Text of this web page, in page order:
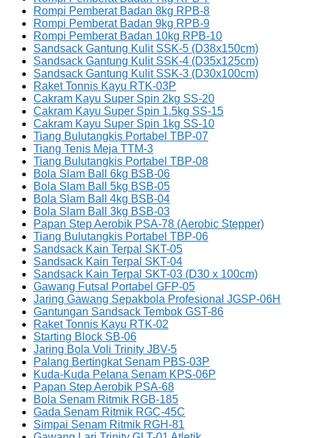
Rompi Pemberat Badan 8kg RPB-8
Rompi Pemberat Badan 9kg RPB-9
Rompi Pemberat Badan 10kg RPB-10
Sandsack Gantung Kulit SSK-5 (D38x150cm)
Sandsack Gantung Kulit SSK-4 (D35x125cm)
Sandsack Gantung Kulit SSK-3 (D30x100cm)
Raket Tonnis Kayu RTK-03P
Cakram Kayu Super Spin 2kg SS-20
Cakram Kayu Super Spin 1.5kg SS-15
Cakram Kayu Super Spin 1kg SS-10
Tiang Bulutangkis Portabel TBP-07
Tiang Tenis Meja TTM-3
Tiang Bulutangkis Portabel TBP-08
Bola Slam Ball 6kg BSB-06
Bola Slam Ball 5kg BSB-05
Bola Slam Ball 4kg BSB-04
Bola Slam Ball 3kg BSB-03
Papan Step Aerobik PSA-78 (Aerobic Stepper)
Tiang Bulutangkis Portabel TBP-06
Sandsack Kain Terpal SKT-05
Sandsack Kain Terpal SKT-04
Sandsack Kain Terpal SKT-03 (D30 x 100cm)
Gawang Futsal Portabel GFP-05
Jaring Gawang Sepakbola Profesional JGSP-06H
Gantungan Sandsack Tembok GST-86
Raket Tonnis Kayu RTK-02
Starting Block SB-06
Jaring Bola Voli Trinity JBV-5
Palang Bertingkat Senam PBS-03P
Kuda-Kuda Pelana Senam KPS-06P
Papan Step Aerobik PSA-68
Bola Senam Ritmik RGB-185
Gada Senam Ritmik RGC-45C
Simpai Senam Ritmik RGH-81